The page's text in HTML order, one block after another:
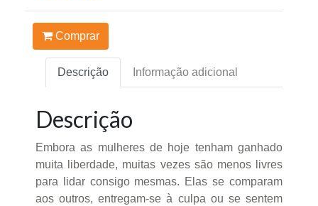
Comprar
Descrição Informação adicional
Descrição
Embora as mulheres de hoje tenham ganhado
muita liberdade, muitas vezes são menos livres
para lidar consigo mesmas. Elas se comparam
aos outros, entregam-se à culpa ou se sentem